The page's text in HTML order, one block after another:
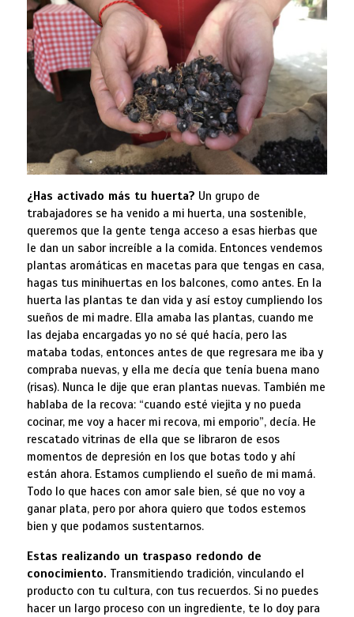
¿Has activado más tu huerta? Un grupo de
trabajadores se ha venido a mi huerta, una sostenible,
queremos que la gente tenga acceso a esas hierbas que
le dan un sabor increíble a la comida. Entonces vendemos
plantas aromáticas en macetas para que tengas en casa,
hagas tus minihuertas en los balcones, como antes. En la
huerta las plantas te dan vida y así estoy cumpliendo los
sueños de mi madre. Ella amaba las plantas, cuando me
las dejaba encargadas yo no sé qué hacía, pero las
mataba todas, entonces antes de que regresara me iba y
compraba nuevas, y ella me decía que tenía buena mano
(risas). Nunca le dije que eran plantas nuevas. También me
hablaba de la recova: “cuando esté viejita y no pueda
cocinar, me voy a hacer mi recova, mi emporio”, decía. He
rescatado vitrinas de ella que se libraron de esos
momentos de depresión en los que botas todo y ahí
están ahora. Estamos cumpliendo el sueño de mi mamá.
Todo lo que haces con amor sale bien, sé que no voy a
ganar plata, pero por ahora quiero que todos estemos
bien y que podamos sustentarnos.
Estas realizando un traspaso redondo de
conocimiento. Transmitiendo tradición, vinculando el
producto con tu cultura, con tus recuerdos. Si no puedes
hacer un largo proceso con un ingrediente, te lo doy para